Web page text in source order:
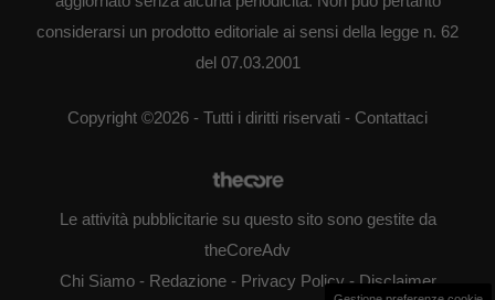
considerarsi un prodotto editoriale ai sensi della legge n. 62
del 07.03.2001
Copyright ©2026 - Tutti i diritti riservati - Contattaci
Le attività pubblicitarie su questo sito sono gestite da
theCoreAdv
Chi Siamo- Redazione- Privacy Policy- Disclaimer